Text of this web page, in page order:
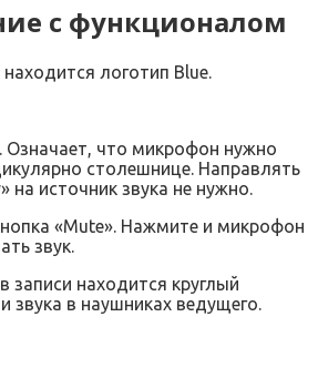
с функционалом
логотип Blue.
Означает, что микрофон нужно
столешнице. Направлять
на источник звука не нужно.
«Mute». Нажмите и микрофон
звук.
записи находится круглый
звука в наушниках ведущего.